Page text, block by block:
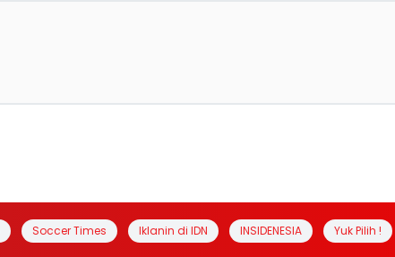
Soccer Times Iklanin di IDN INSIDENESIA Yuk Pilih !